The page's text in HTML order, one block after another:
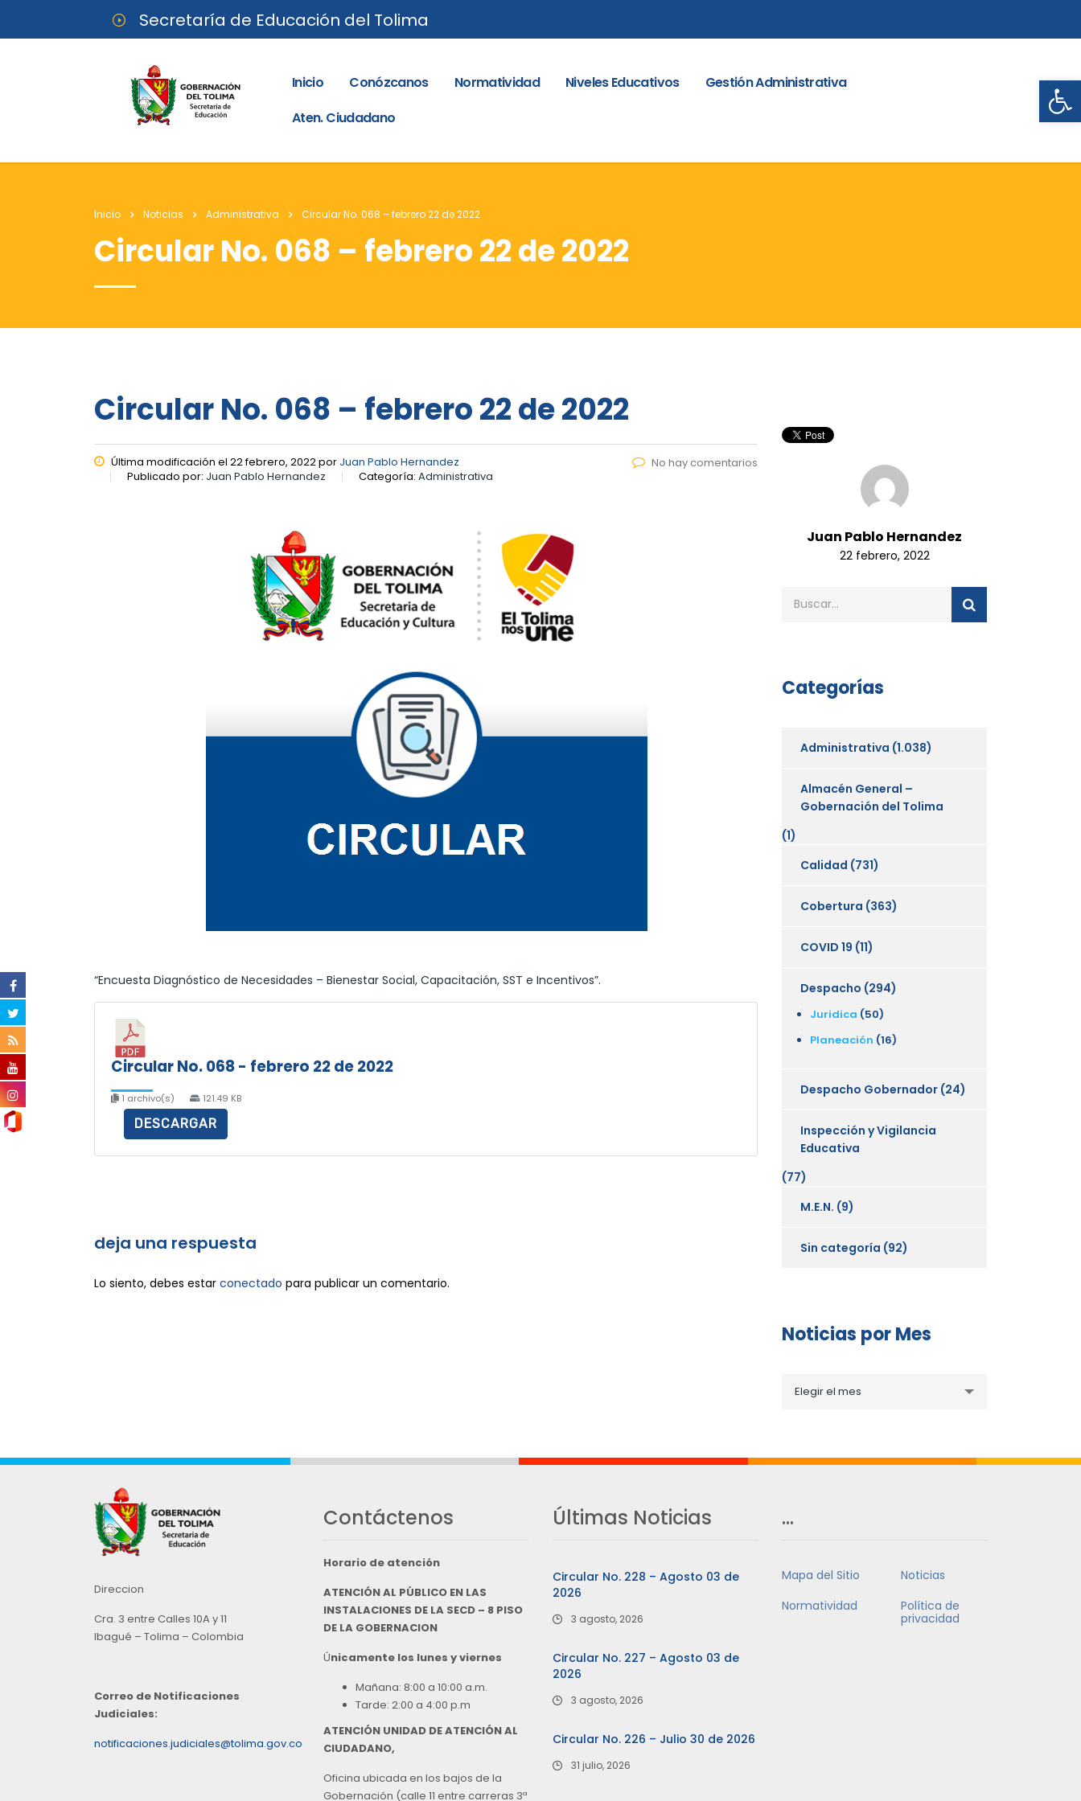
Secretaría de Educación del Tolima
Inicio Conózcanos Normatividad Niveles Educativos
Gestión Administrativa
Aten. Ciudadano
Inicio Noticias Administrativa Circular No. 068 – febrero 22 de 2022
Circular No. 068 – febrero 22 de 2022
Circular No. 068 – febrero 22 de 2022
Última modificación el 22 febrero, 2022 por Juan Pablo Hernandez
Publicado por: Juan Pablo Hernandez Categoría: Administrativa
No hay comentarios
“Encuesta Diagnóstico de Necesidades – Bienestar Social, Capacitación, SST e Incentivos”.
Circular No. 068 - febrero 22 de 2022
1 archivo(s) 121.49 KB
DESCARGAR
deja una respuesta
Lo siento, debes estar conectado para publicar un comentario.
Juan Pablo Hernandez
22 febrero, 2022
Categorías
Administrativa (1.038)
Almacén General –
Gobernación del Tolima
(1)
Calidad (731)
Cobertura (363)
COVID 19 (11)
Despacho (294)
Juridica (50)
Planeación (16)
Despacho Gobernador (24)
Inspección y Vigilancia
Educativa
(77)
M.E.N. (9)
Sin categoría (92)
Noticias por Mes
porElegir el mes
Direccion
Cra. 3 entre Calles 10A y 11
Ibagué – Tolima – Colombia
Correo de Notificaciones
Judiciales:
notificaciones.judiciales@tolima.gov.co
Contáctenos
Horario de atención
ATENCIÓN AL PÚBLICO EN LAS
INSTALACIONES DE LA SECD – 8 PISO
DE LA GOBERNACION
Únicamente los lunes y viernes
Mañana: 8:00 a 10:00 a.m.
Tarde: 2:00 a 4:00 p.m
ATENCIÓN UNIDAD DE ATENCIÓN AL
CIUDADANO,
Oficina ubicada en los bajos de la
Gobernación (calle 11 entre carreras 3ª
Últimas Noticias
Circular No. 228 – Agosto 03 de
2026
3 agosto, 2026
Circular No. 227 – Agosto 03 de
2026
3 agosto, 2026
Circular No. 226 – Julio 30 de 2026
31 julio, 2026
…
Mapa del Sitio
Noticias
Normatividad
Política de
privacidad